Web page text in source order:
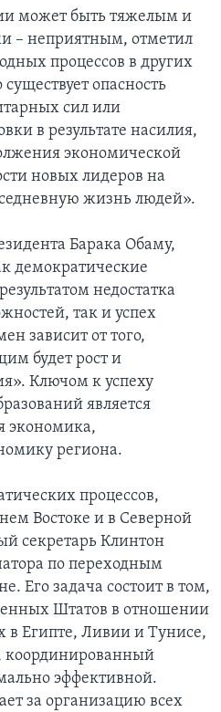
может быть тяжелым и
– неприятным, отметил
процессов в других
опасность
сил или
в результате насилия,
экономической
новых лидеров на
жизнь людей».
Барака Обаму,
демократические
недостатка
так и успех
зависит от того,
будет рост и
Ключом к успеху
является
экономика,
региона.
процессов,
Востоке и в Северной
секретарь Клинтон
по переходным
Его задача состоит в том,
Штатов в отношении
в Египте, Ливии и Тунисе,
координированный
эффективной.
за организацию всех